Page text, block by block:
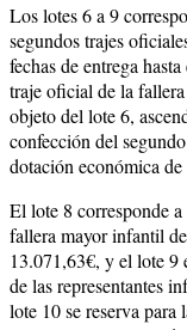
Los lotes 6 a 9
segundos trajes
fechas de entrega
traje oficial de la
objeto del lote 6,
confección del
dotación económica
El lote 8 corresponde
fallera mayor infantil
13.071,63€, y el lote 9
de las representantes
lote 10 se reserva